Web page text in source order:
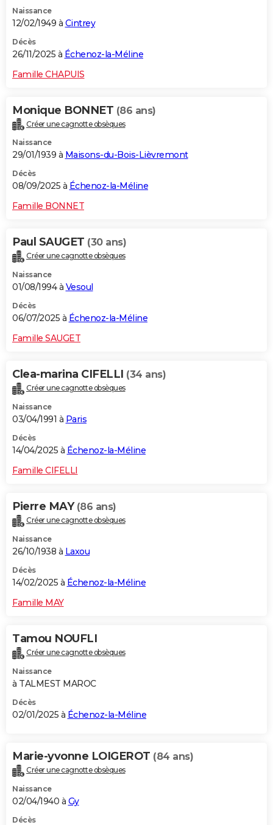
Naissance
12/02/1949 à Cintrey
Décès
26/11/2025 à Échenoz-la-Méline
Famille CHAPUIS
Monique BONNET (86 ans)
Créer une cagnotte obsèques
Naissance
29/01/1939 à Maisons-du-Bois-Lièvremont
Décès
08/09/2025 à Échenoz-la-Méline
Famille BONNET
Paul SAUGET (30 ans)
Créer une cagnotte obsèques
Naissance
01/08/1994 à Vesoul
Décès
06/07/2025 à Échenoz-la-Méline
Famille SAUGET
Clea-marina CIFELLI (34 ans)
Créer une cagnotte obsèques
Naissance
03/04/1991 à Paris
Décès
14/04/2025 à Échenoz-la-Méline
Famille CIFELLI
Pierre MAY (86 ans)
Créer une cagnotte obsèques
Naissance
26/10/1938 à Laxou
Décès
14/02/2025 à Échenoz-la-Méline
Famille MAY
Tamou NOUFLI
Créer une cagnotte obsèques
Naissance
à TALMEST MAROC
Décès
02/01/2025 à Échenoz-la-Méline
Marie-yvonne LOIGEROT (84 ans)
Créer une cagnotte obsèques
Naissance
02/04/1940 à Gy
Décès